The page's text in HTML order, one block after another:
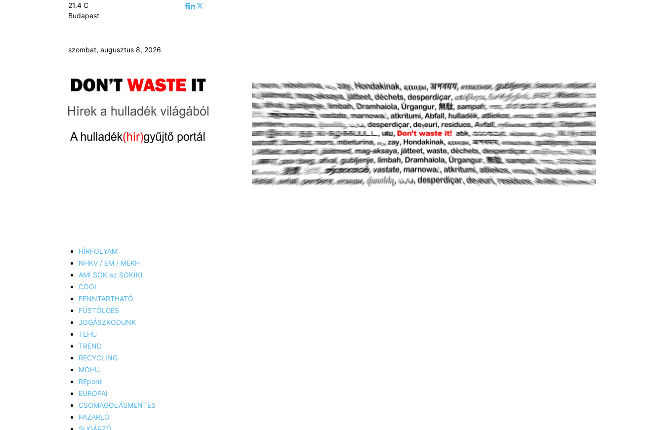
21.4 C
Budapest
szombat, augusztus 8, 2026
HÍRFOLYAM
NHKV / EM / MEKH
AMI SOK az SOK(K)
COOL
FENNTARTHATÓ
FÜSTÖLGÉS
JOGÁSZKODUNK
TEHU
TREND
RECYCLING
MOHU
REpont
EURÓPAI
CSOMAGOLÁSMENTES
PAZARLÓ